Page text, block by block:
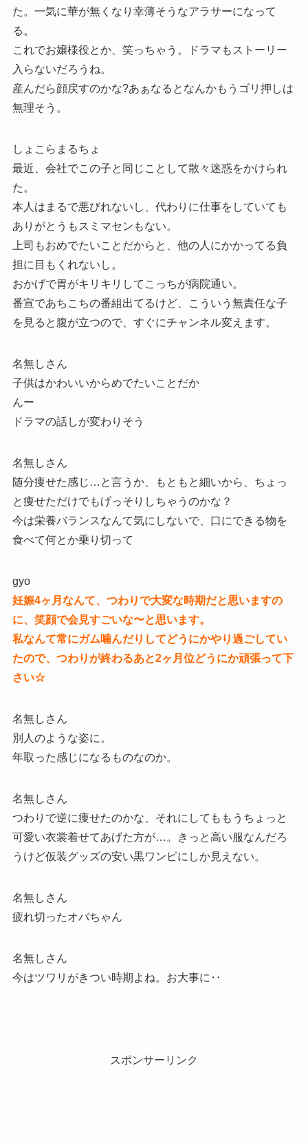
た。一気に華が無くなり幸薄そうなアラサーになって
る。
これでお嬢様役とか、笑っちゃう。ドラマもストーリー
入らないだろうね。
産んだら顔戻すのかな?あぁなるとなんかもうゴリ押しは
無理そう。
しょこらまるちょ
最近、会社でこの子と同じことして散々迷惑をかけられ
た。
本人はまるで悪びれないし、代わりに仕事をしていても
ありがとうもスミマセンもない。
上司もおめでたいことだからと、他の人にかかってる負
担に目もくれないし。
おかげで胃がキリキリしてこっちが病院通い。
番宣であちこちの番組出てるけど、こういう無責任な子
を見ると腹が立つので、すぐにチャンネル変えます。
名無しさん
子供はかわいいからめでたいことだか
んー
ドラマの話しが変わりそう
名無しさん
随分痩せた感じ…と言うか、もともと細いから、ちょっ
と痩せただけでもげっそりしちゃうのかな？
今は栄養バランスなんて気にしないで、口にできる物を
食べて何とか乗り切って
gyo
妊娠4ヶ月なんて、つわりで大変な時期だと思いますの
に、笑顔で会見すごいな〜と思います。
私なんて常にガム噛んだりしてどうにかやり過ごしてい
たので、つわりが終わるあと2ヶ月位どうにか頑張って下
さい☆
名無しさん
別人のような姿に。
年取った感じになるものなのか。
名無しさん
つわりで逆に痩せたのかな、それにしてももうちょっと
可愛い衣裳着せてあげた方が…。きっと高い服なんだろ
うけど仮装グッズの安い黒ワンピにしか見えない。
名無しさん
疲れ切ったオバちゃん
名無しさん
今はツワリがきつい時期よね。お大事に‥
スポンサーリンク